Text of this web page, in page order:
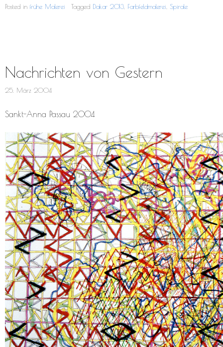
Posted in frühe Malerei Tagged Dakar 2013, Farbfeldmalerei, Spirale
Nachrichten von Gestern
25. März 2004
Sankt-Anna Passau 2004